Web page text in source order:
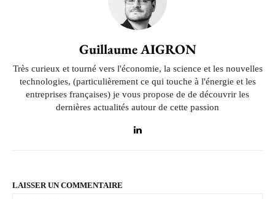
Guillaume AIGRON
Très curieux et tourné vers l'économie, la science et les nouvelles
technologies, (particulièrement ce qui touche à l'énergie et les
entreprises françaises) je vous propose de de découvrir les
dernières actualités autour de cette passion
LAISSER UN COMMENTAIRE